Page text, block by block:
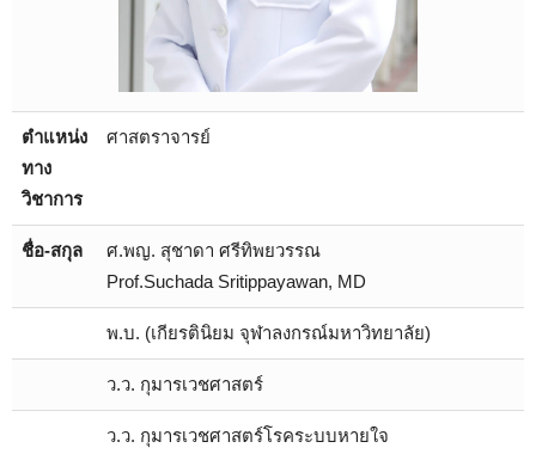
ตำแหน่ง
ทาง
วิชาการ
ศาสตราจารย์
ชื่อ-สกุล
ศ.พญ. สุชาดา ศรีทิพยวรรณ
Prof.Suchada Sritippayawan, MD
พ.บ. (เกียรตินิยม จุฬาลงกรณ์มหาวิทยาลัย)
ว.ว. กุมารเวชศาสตร์
ว.ว. กุมารเวชศาสตร์โรคระบบหายใจ